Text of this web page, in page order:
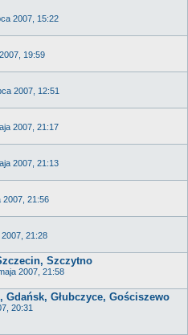
2007, 15:22
19:59
2007, 12:51
2007, 21:17
2007, 21:13
2007, 21:56
21:28
Szczytno
2007, 21:58
Głubczyce, Gościszewo
20:31